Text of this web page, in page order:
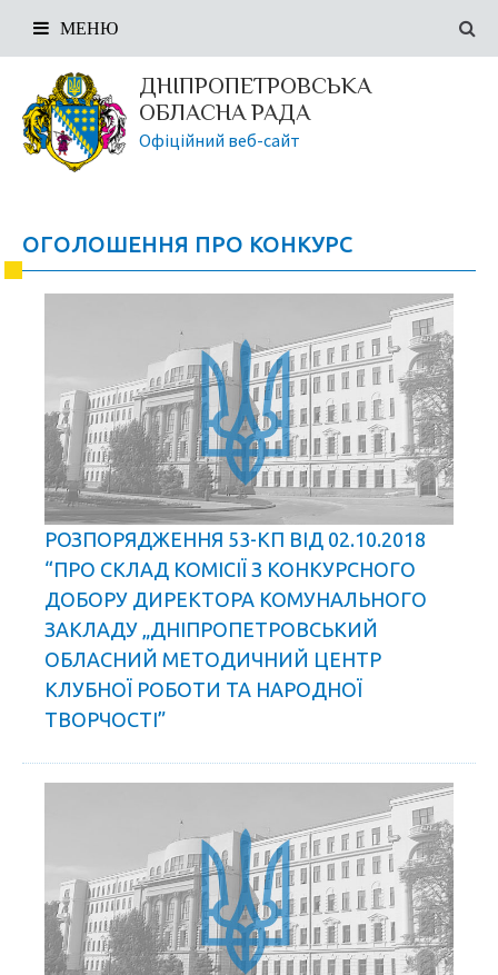
ДНІПРОПЕТРОВСЬКА
ОБЛАСНА РАДА
Офіційний веб-сайт
МЕНЮ
ОГОЛОШЕННЯ ПРО КОНКУРС
РОЗПОРЯДЖЕННЯ 53-КП ВІД 02.10.2018
“ПРО СКЛАД КОМІСІЇ З КОНКУРСНОГО
ДОБОРУ ДИРЕКТОРА КОМУНАЛЬНОГО
ЗАКЛАДУ „ДНІПРОПЕТРОВСЬКИЙ
ОБЛАСНИЙ МЕТОДИЧНИЙ ЦЕНТР
КЛУБНОЇ РОБОТИ ТА НАРОДНОЇ
ТВОРЧОСТІ”